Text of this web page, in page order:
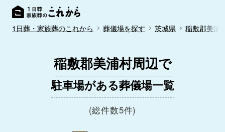
1日葬・家族葬のこれから 葬儀場を探す 茨城県 稲敷郡美浦
稲敷郡美浦村周辺で
駐車場がある葬儀場一覧
(総件数5件)